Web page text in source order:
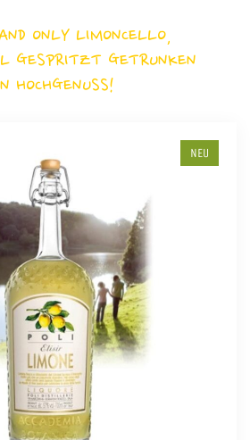
ONLY LIMONCELLO,
GESPRITZT GETRUNKEN
HOCHGENUSS!
NEU